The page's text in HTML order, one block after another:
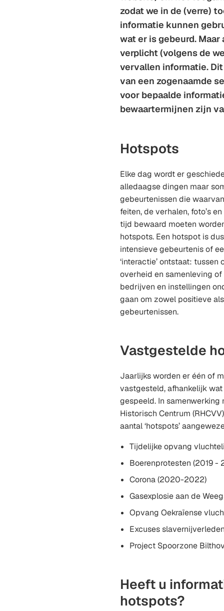
zodat we in de (verre)
informatie kunnen
wat er is gebeurd.
verplicht (volgens de
vervallen informatie.
van een zogenaamde
voor bepaalde
bewaartermijnen zijn
Hotspots
Elke dag wordt er
alledaagse dingen maar
gebeurtenissen die
feiten, de verhalen, foto’s
tijd bewaard moeten
hotspots. Een hotspot is
intensieve gebeurtenis of
‘interactie’ ontstaat: tussen
overheid en samenleving of
bedrijven en instellingen
gaan om zowel positieve
gebeurtenissen.
Vastgestelde
Jaarlijks worden er één of
vastgesteld, afhankelijk
gespeeld. In samenwerking
Historisch Centrum
aantal ‘hotspots’
Tijdelijke opvang
Boerenprotesten (2019 -
Corona (2020-2022)
Gasexplosie aan de
Opvang Oekraïense
Excuses
Project Spoorzone
Heeft u
hotspots?